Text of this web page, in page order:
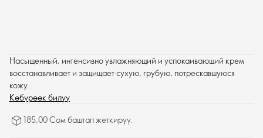
Насыщенный, интенсивно увлажняющий и успокаивающий крем
восстанавливает и защищает сухую, грубую, потрескавшуюся
кожу.
Көбүрөөк билүү
185,00 Сом баштап жеткирүү.